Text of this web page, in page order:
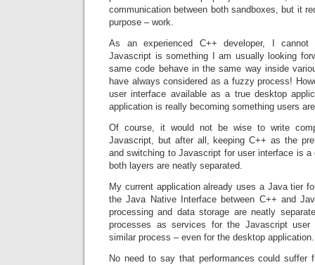
communication between both sandboxes, but it
purpose – work.
As an experienced C++ developer, I cannot
Javascript is something I am usually looking
same code behave in the same way inside
have always considered as a fuzzy process!
user interface available as a true desktop
application is really becoming something users
Of course, it would not be wise to write
Javascript, but after all, keeping C++ as the
and switching to Javascript for user interface is
both layers are neatly separated.
My current application already uses a Java tier
the Java Native Interface between C++ and
processing and data storage are neatly
processes as services for the Javascript user
similar process – even for the desktop application.
No need to say that performances could suffer